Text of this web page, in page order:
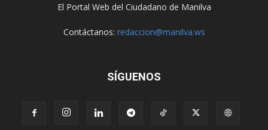
El Portal Web del Ciudadano de Manilva
Contáctanos: redaccion@manilva.ws
SÍGUENOS